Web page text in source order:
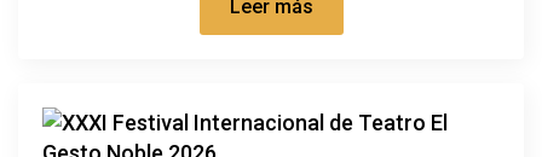
Leer más